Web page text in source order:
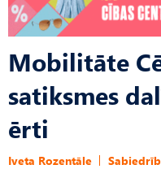
Mobilitāte
satiksmes
ērti
Iveta Rozentāle